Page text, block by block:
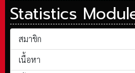
Statistics
สมาชิก
เนื้อหา